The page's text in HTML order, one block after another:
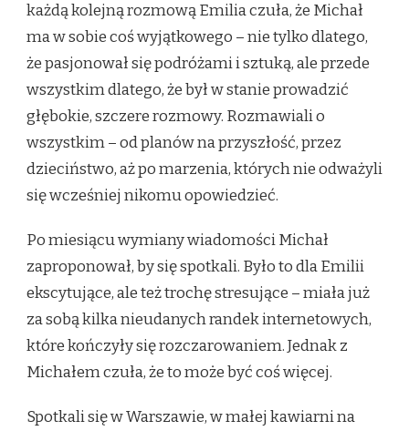
każdą kolejną rozmową Emilia czuła, że Michał
ma w sobie coś wyjątkowego – nie tylko dlatego,
że pasjonował się podróżami i sztuką, ale przede
wszystkim dlatego, że był w stanie prowadzić
głębokie, szczere rozmowy. Rozmawiali o
wszystkim – od planów na przyszłość, przez
dzieciństwo, aż po marzenia, których nie odważyli
się wcześniej nikomu opowiedzieć.
Po miesiącu wymiany wiadomości Michał
zaproponował, by się spotkali. Było to dla Emilii
ekscytujące, ale też trochę stresujące – miała już
za sobą kilka nieudanych randek internetowych,
które kończyły się rozczarowaniem. Jednak z
Michałem czuła, że to może być coś więcej.
Spotkali się w Warszawie, w małej kawiarni na